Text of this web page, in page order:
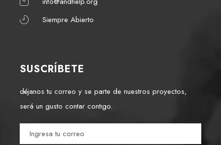
Siempre Abierto
SUSCRÍBETE
déjanos tu correo y se parte de nuestros proyectos,
será un gusto contar contigo.